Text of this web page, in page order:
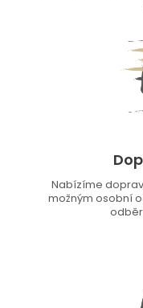
Nabízíme
možným osobní